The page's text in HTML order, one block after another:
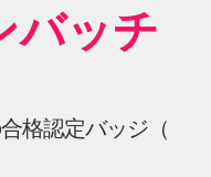
バッチ
格認定バッジ（